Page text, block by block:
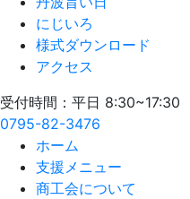
にじいろ
様式ダウンロード
アクセス
受付時間：平日 8:30~17:30
0795-82-3476
ホーム
支援メニュー
商工会について